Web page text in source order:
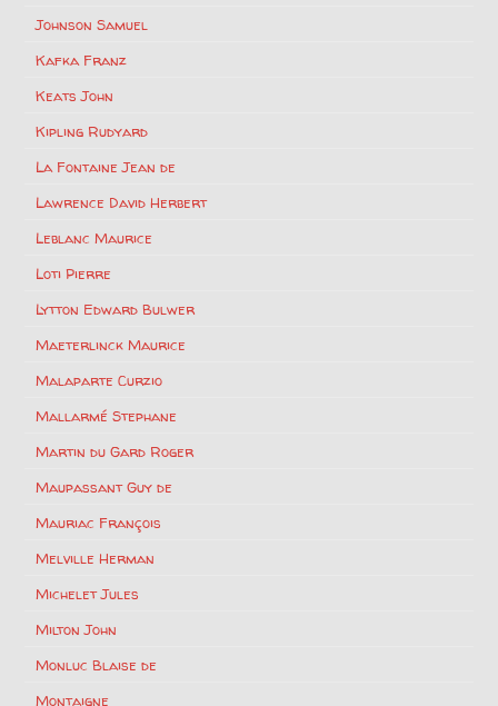
Johnson Samuel
Kafka Franz
Keats John
Kipling Rudyard
La Fontaine Jean de
Lawrence David Herbert
Leblanc Maurice
Loti Pierre
Lytton Edward Bulwer
Maeterlinck Maurice
Malaparte Curzio
Mallarmé Stephane
Martin du Gard Roger
Maupassant Guy de
Mauriac François
Melville Herman
Michelet Jules
Milton John
Monluc Blaise de
Montaigne